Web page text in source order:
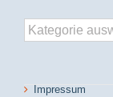
aktuelle
Beiträge
Impressum